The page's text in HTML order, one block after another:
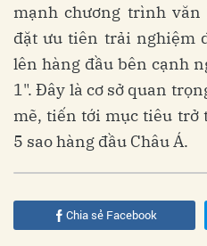
mạnh chương trình
đặt ưu tiên trải nghiệm
lên hàng đầu bên cạnh
1". Đây là cơ sở quan
mẽ, tiến tới mục tiêu trở
5 sao hàng đầu Châu Á.
Chia sẻ Facebook